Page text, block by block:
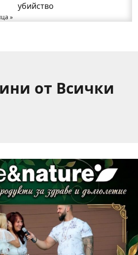
на тока утре в части
от община Годеч
убийство
»
от Всички